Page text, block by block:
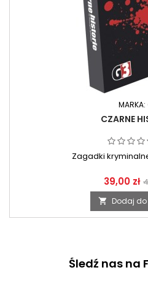
MARKA:
CZARNE
Zagadki
39,00 zł
 Dodaj do
Śledź nas na